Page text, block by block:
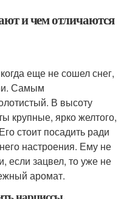
и чем отличаются
еще не сошел снег,
Самым
В высоту
крупные, ярко желтого,
стоит посадить ради
настроения. Ему не
если зацвел, то уже не
аромат.